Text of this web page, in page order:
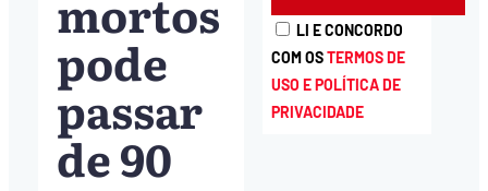
pode
passar
de 90
LI E CONCORDO
COM OSTERMOS DE
USO E POLÍTICA DE
PRIVACIDADE